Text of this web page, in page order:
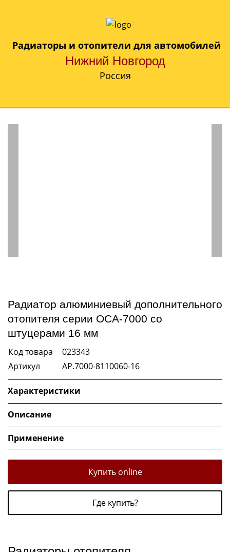
Радиаторы и отопители для автомобилей
Нижний Новгород
Россия
Радиатор алюминиевый дополнительного
отопителя серии ОСА-7000 со
штуцерами 16 мм
Код товара
023343
Артикул
AP.7000-8110060-16
Характеристики
Описание
Применение
Купить online
Где купить?